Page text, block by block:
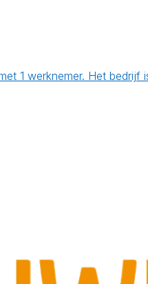
1 werknemer. Het